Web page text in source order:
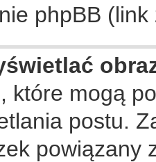
phpBB
które mogą
postu.
powiązany